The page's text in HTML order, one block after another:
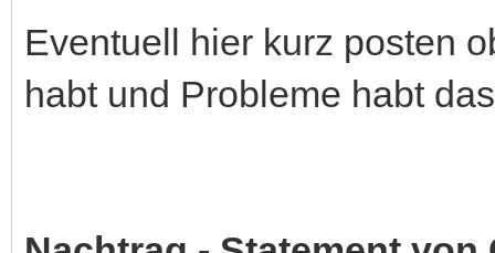
Eventuell hier kurz posten
habt und Probleme habt